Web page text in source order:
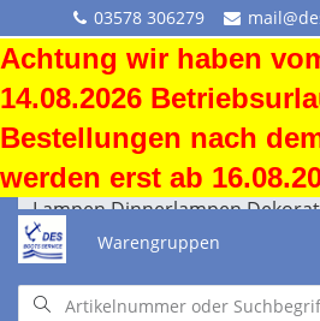
03578 306279
Achtung wir haben
14.08.2026
Bestellungen nach
werden erst ab
Warengruppen
Lampen Dinnerlampen
Lampen Dinnerlampen